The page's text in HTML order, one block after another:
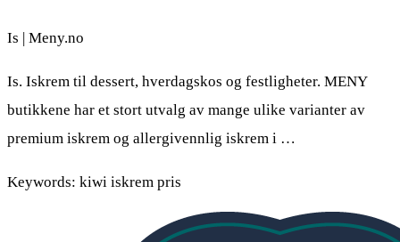
Is | Meny.no
Is. Iskrem til dessert, hverdagskos og festligheter. MENY
butikkene har et stort utvalg av mange ulike varianter av
premium iskrem og allergivennlig iskrem i …
Keywords: kiwi iskrem pris